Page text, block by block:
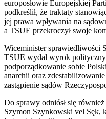
europosłowie Europejskiej
podkreślił, że traktaty
jej prawa wpływania na
a TSUE przekroczył swoje
Wiceminister sprawiedliwości
TSUE wydał wyrok
podporządkowanie sobie
anarchii oraz
zastąpienie sądów
Do sprawy odniósł się
Szymon Szynkowski vel Sęk,